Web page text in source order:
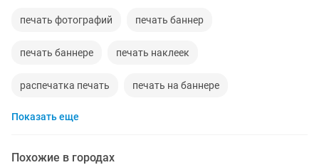
печать фотографий печать баннер
печать баннере печать наклеек
распечатка печать печать на баннере
печать визиток
Показать еще
Похожие в городах